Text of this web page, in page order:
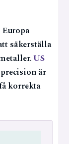
säkerställa
US
är
korrekta